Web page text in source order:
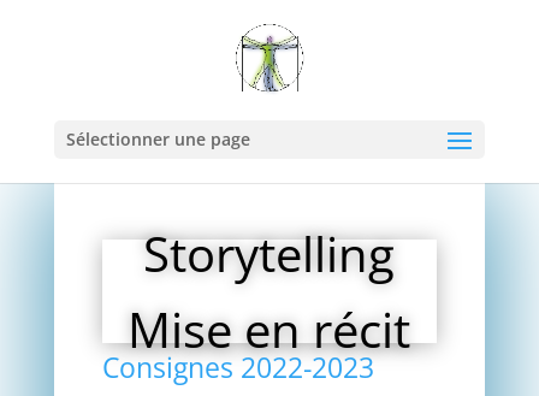
Sélectionner une page
Storytelling
Mise en récit
Consignes 2022-2023